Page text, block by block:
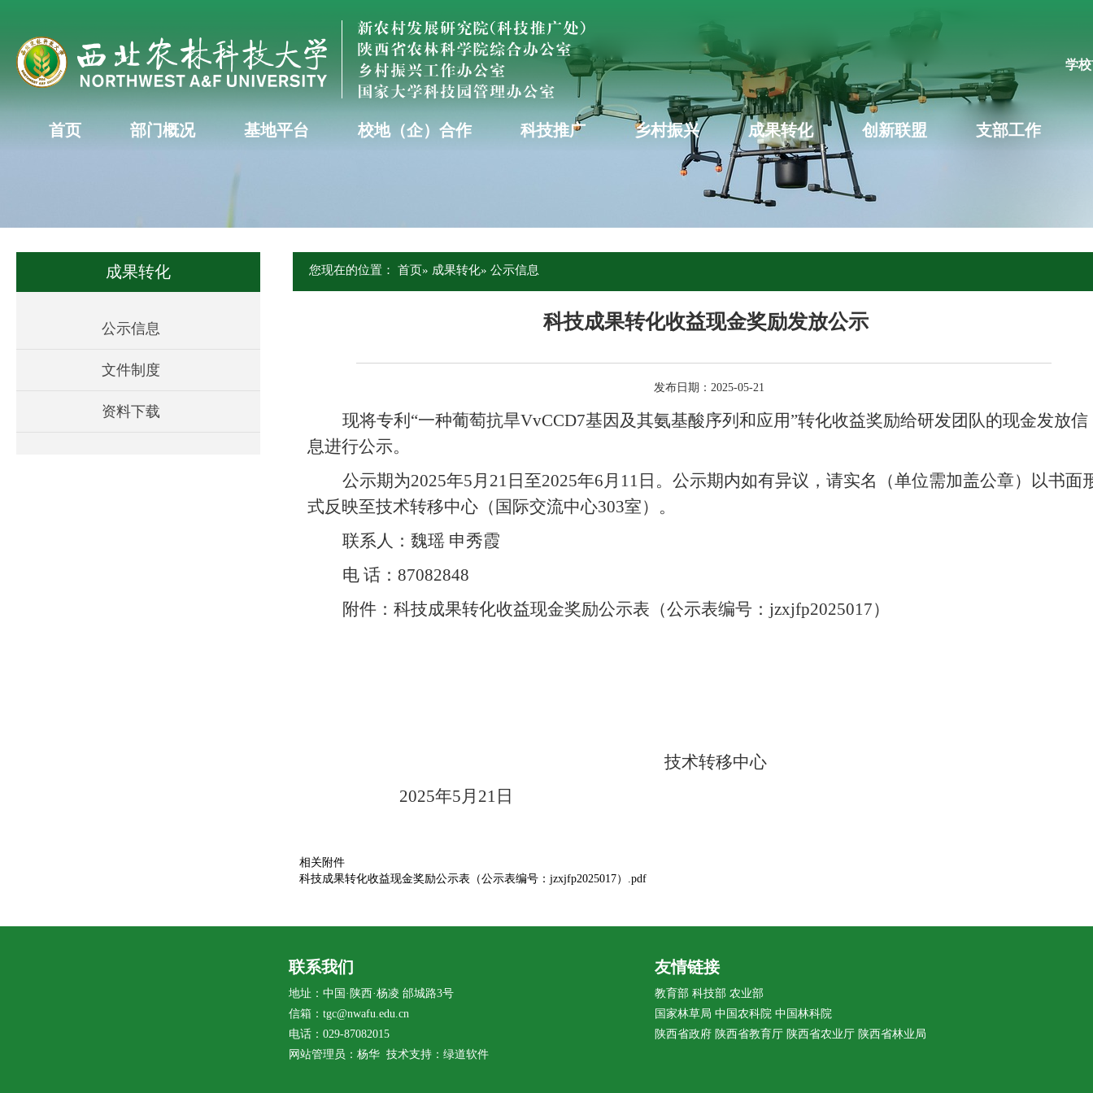
学
首页 部门概况 基地平台 校地（企）合作 科技推广 乡村振兴 成果转化 创新联盟 支部工作
成果转化
公示信息
文件制度
资料下载
您现在的位置： 首页» 成果转化» 公示信息
科技成果转化收益现金奖励发放公示
发布日期：2025-05-21
现将专利 “一种葡萄抗旱VvCCD7基因及其氨基酸序列和应用”转化收益奖励给研发团队的现金发放信
息进行公示。
公示期为2025年5月 21 日至2025年6月 11 日。公示期内如有异议，请实名（单位需加盖公章）以书面
式反映至技术转移中心（国际交流中心303室）。
联系人： 魏瑶 申秀霞
电 话： 87082848
附件：科技成果转化收益现金奖励公示表（公示表编号： jzxjfp2025017）
技术转移中心
2025年5月 21 日
相关附件
科技成果转化收益现金奖励公示表（公示表编号：jzxjfp2025017）.pdf
联系我们
地址：中国·陕西·杨凌 邰城路3号
信箱：tgc@nwafu.edu.cn
电话：029-87082015
网站管理员：杨华 技术支持：绿道软件
友情链接
教育部 科技部 农业部
国家林草局 中国农科院 中国林科院
陕西省政府 陕西省教育厅 陕西省农业厅 陕西省林业局